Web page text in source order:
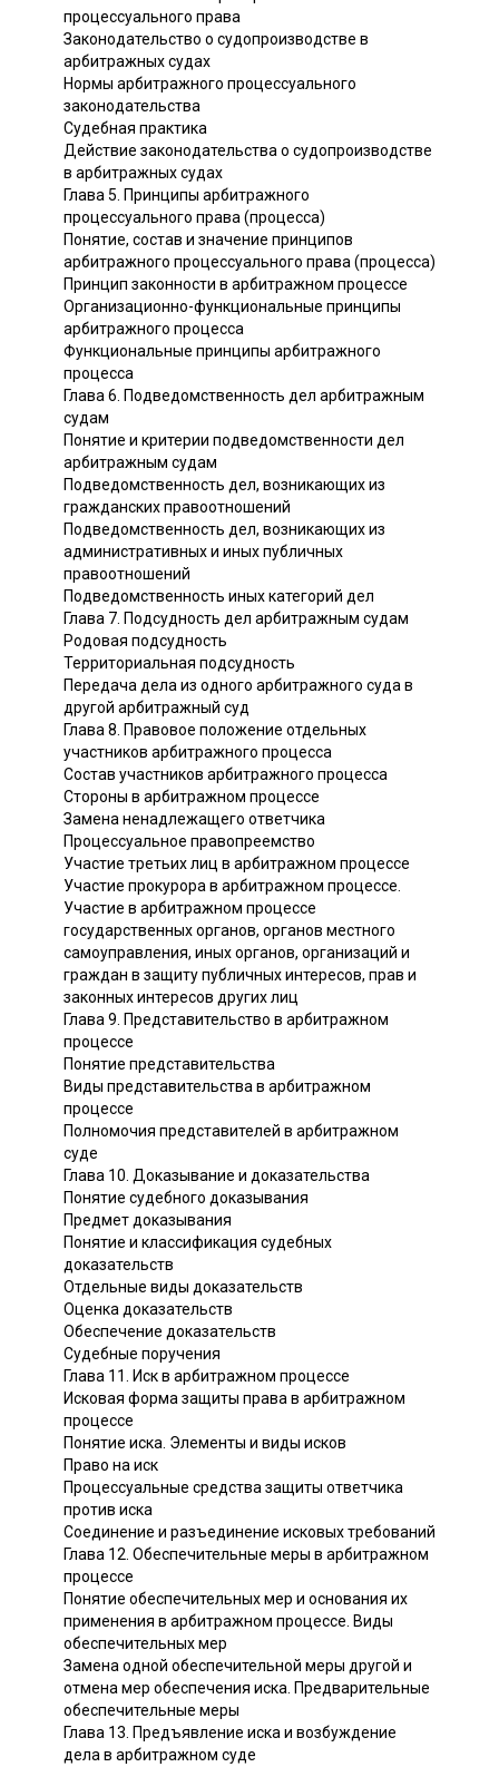
процессуального права
Законодательство о судопроизводстве в
арбитражных судах
Нормы арбитражного процессуального
законодательства
Судебная практика
Действие законодательства о судопроизводстве
в арбитражных судах
Глава 5. Принципы арбитражного
процессуального права (процесса)
Понятие, состав и значение принципов
арбитражного процессуального права (процесса)
Принцип законности в арбитражном процессе
Организационно-функциональные принципы
арбитражного процесса
Функциональные принципы арбитражного
процесса
Глава 6. Подведомственность дел арбитражным
судам
Понятие и критерии подведомственности дел
арбитражным судам
Подведомственность дел, возникающих из
гражданских правоотношений
Подведомственность дел, возникающих из
административных и иных публичных
правоотношений
Подведомственность иных категорий дел
Глава 7. Подсудность дел арбитражным судам
Родовая подсудность
Территориальная подсудность
Передача дела из одного арбитражного суда в
другой арбитражный суд
Глава 8. Правовое положение отдельных
участников арбитражного процесса
Состав участников арбитражного процесса
Стороны в арбитражном процессе
Замена ненадлежащего ответчика
Процессуальное правопреемство
Участие третьих лиц в арбитражном процессе
Участие прокурора в арбитражном процессе.
Участие в арбитражном процессе
государственных органов, органов местного
самоуправления, иных органов, организаций и
граждан в защиту публичных интересов, прав и
законных интересов других лиц
Глава 9. Представительство в арбитражном
процессе
Понятие представительства
Виды представительства в арбитражном
процессе
Полномочия представителей в арбитражном
суде
Глава 10. Доказывание и доказательства
Понятие судебного доказывания
Предмет доказывания
Понятие и классификация судебных
доказательств
Отдельные виды доказательств
Оценка доказательств
Обеспечение доказательств
Судебные поручения
Глава 11. Иск в арбитражном процессе
Исковая форма защиты права в арбитражном
процессе
Понятие иска. Элементы и виды исков
Право на иск
Процессуальные средства защиты ответчика
против иска
Соединение и разъединение исковых требований
Глава 12. Обеспечительные меры в арбитражном
процессе
Понятие обеспечительных мер и основания их
применения в арбитражном процессе. Виды
обеспечительных мер
Замена одной обеспечительной меры другой и
отмена мер обеспечения иска. Предварительные
обеспечительные меры
Глава 13. Предъявление иска и возбуждение
дела в арбитражном суде